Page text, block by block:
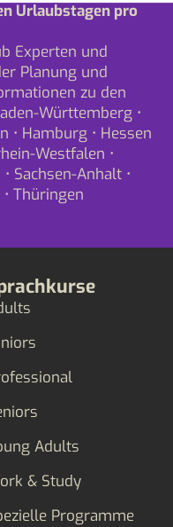
Urlaubstagen pro
Experten und
Planung und
zu den
Württemberg•
• Hamburg • Hessen
Westfalen •
• Sachsen-Anhalt •
• Thüringen
Adults
& Study
Programme